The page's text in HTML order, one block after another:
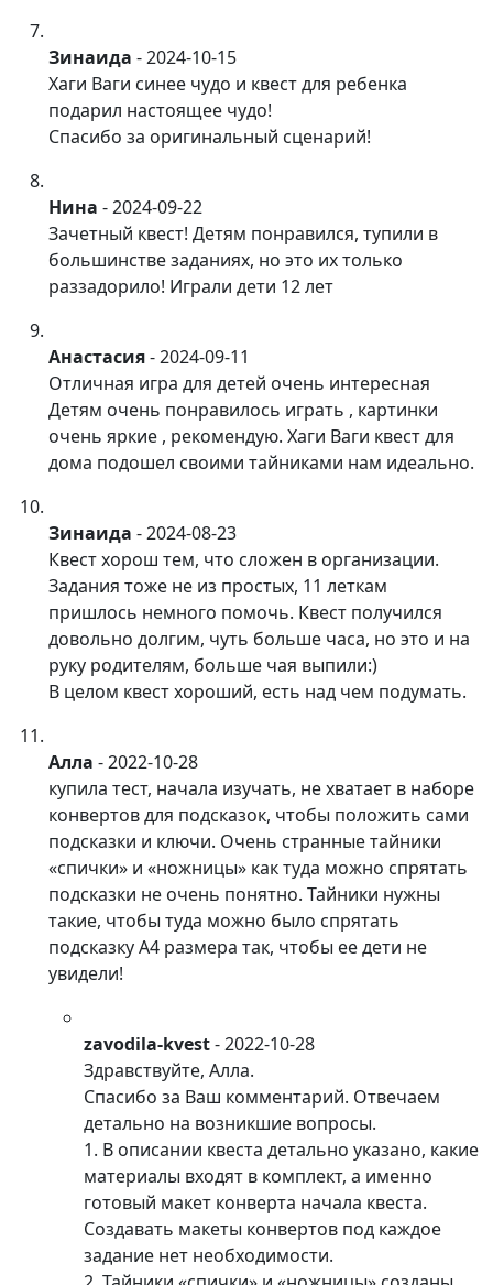
Зинаида -2024-10-15
Хаги Ваги синее чудо и квест для ребенка
подарил настоящее чудо!
Спасибо за оригинальный сценарий!
Нина -2024-09-22
Зачетный квест! Детям понравился, тупили в
большинстве заданиях, но это их только
раззадорило! Играли дети 12 лет
Анастасия-2024-09-11
Отличная игра для детей очень интересная
Детям очень понравилось играть , картинки
очень яркие , рекомендую. Хаги Ваги квест для
дома подошел своими тайниками нам идеально.
Зинаида -2024-08-23
Квест хорош тем, что сложен в организации.
Задания тоже не из простых, 11 леткам
пришлось немного помочь. Квест получился
довольно долгим, чуть больше часа, но это и на
руку родителям, больше чая выпили:)
В целом квест хороший, есть над чем подумать.
Алла -2022-10-28
купила тест, начала изучать, не хватает в наборе
конвертов для подсказок, чтобы положить сами
подсказки и ключи. Очень странные тайники
«спички» и «ножницы» как туда можно спрятать
подсказки не очень понятно. Тайники нужны
такие, чтобы туда можно было спрятать
подсказку А4 размера так, чтобы ее дети не
увидели!
zavodila-kvest-2022-10-28
Здравствуйте, Алла.
Спасибо за Ваш комментарий. Отвечаем
детально на возникшие вопросы.
1. В описании квеста детально указано, какие
материалы входят в комплект, а именно
готовый макет конверта начала квеста.
Создавать макеты конвертов под каждое
задание нет необходимости.